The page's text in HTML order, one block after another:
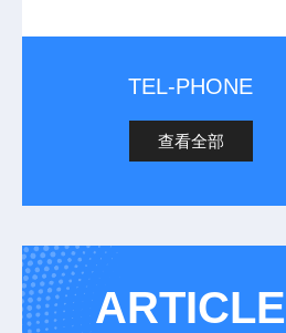
TEL-PHONE
查看全部
ARTICLE